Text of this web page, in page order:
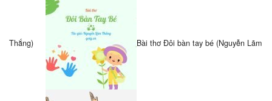
Thắng) Bài thơ Đôi bàn tay bé (Nguyễn Lãm